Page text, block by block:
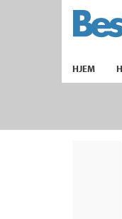
TIL
HJEM